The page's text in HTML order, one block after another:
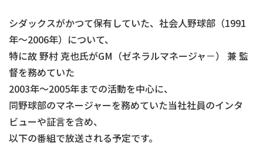
シダックスがかつて保有していた、社会人野球部（1991
年～2006年）について、
特に故 野村 克也氏がGM（ゼネラルマネージャ－） 兼 監
督を務めていた
2003年～2005年までの活動を中心に、
同野球部のマネージャーを務めていた当社社員のインタ
ビューや証言を含め、
以下の番組で放送される予定です。